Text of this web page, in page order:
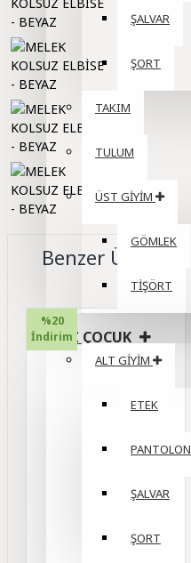
ŞALVAR
ŞORT
TAKIM
TULUM
ÜST GİYİM
GÖMLEK
TİŞÖRT
KIZ ÇOCUK
ALT GİYİM
ETEK
PANTOLON
ŞALVAR
ŞORT
Benzer Ürünler
%20
İndirim